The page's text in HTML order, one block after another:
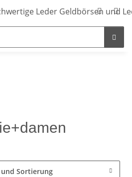
Sortierung